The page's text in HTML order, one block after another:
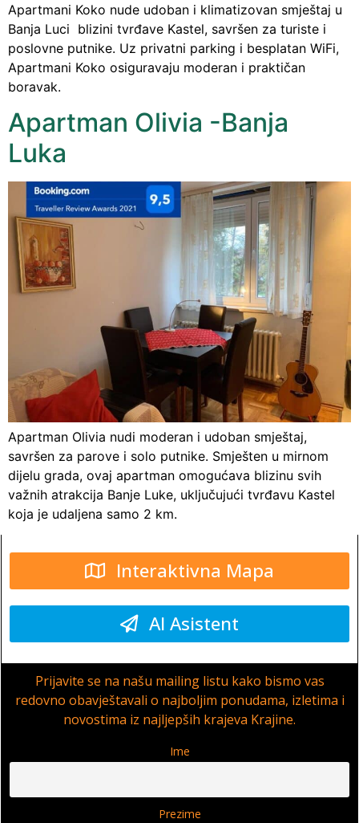
Apartmani Koko nude udoban i klimatizovan smještaj u
Banja Luci blizini tvrđave Kastel, savršen za turiste i
poslovne putnike. Uz privatni parking i besplatan WiFi,
Apartmani Koko osiguravaju moderan i praktičan
boravak.
Apartman Olivia -Banja
Luka
Apartman Olivia nudi moderan i udoban smještaj,
savršen za parove i solo putnike. Smješten u mirnom
dijelu grada, ovaj apartman omogućava blizinu svih
važnih atrakcija Banje Luke, uključujući tvrđavu Kastel
koja je udaljena samo 2 km.
Interaktivna Mapa
AI Asistent
Prijavite se na našu mailing listu kako bismo vas
redovno obavještavali o najboljim ponudama, izletima i
novostima iz najljepših krajeva Krajine.
Ime
Prezime